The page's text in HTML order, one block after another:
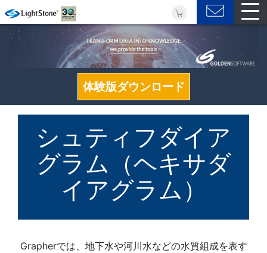
体験版ダウンロード
シュティフダイア
グラム（ヘキサダ
イアグラム）
Grapherでは、地下水や河川水などの水質組成を表す